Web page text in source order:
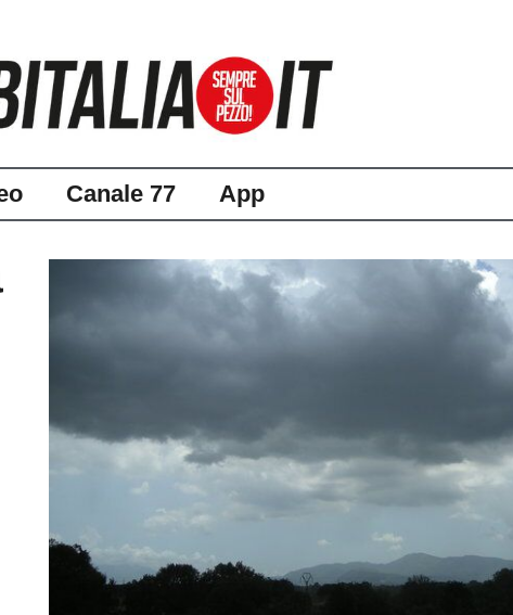
Canale 77 App